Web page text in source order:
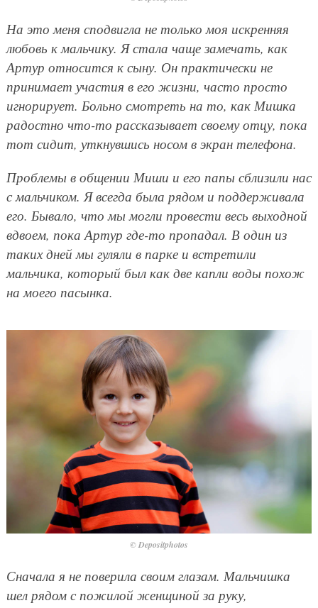
На это меня сподвигла не только моя искренняя
любовь к мальчику. Я стала чаще замечать, как
Артур относится к сыну. Он практически не
принимает участия в его жизни, часто просто
игнорирует. Больно смотреть на то, как Мишка
радостно что-то рассказывает своему отцу, пока
тот сидит, уткнувшись носом в экран телефона.
Проблемы в общении Миши и его папы сблизили нас
с мальчиком. Я всегда была рядом и поддерживала
его. Бывало, что мы могли провести весь выходной
вдвоем, пока Артур где-то пропадал. В один из
таких дней мы гуляли в парке и встретили
мальчика, который был как две капли воды похож
на моего пасынка.
© Depositphotos
Сначала я не поверила своим глазам. Мальчишка
шел рядом с пожилой женщиной за руку,